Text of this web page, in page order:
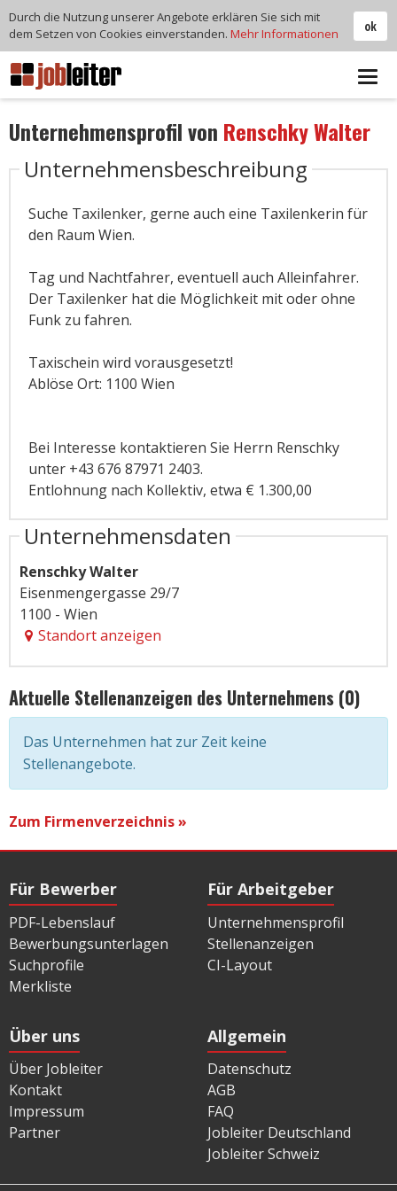
Unternehmensprofil von Renschky Walter
Unternehmensbeschreibung
Suche Taxilenker, gerne auch eine Taxilenkerin für
den Raum Wien.
Tag und Nachtfahrer, eventuell auch Alleinfahrer.
Der Taxilenker hat die Möglichkeit mit oder ohne
Funk zu fahren.
Taxischein wird vorausgesetzt!
Ablöse Ort: 1100 Wien
Bei Interesse kontaktieren Sie Herrn Renschky
unter +43 676 87971 2403.
Entlohnung nach Kollektiv, etwa € 1.300,00
Unternehmensdaten
Renschky Walter
Eisenmengergasse 29/7
1100 - Wien
Standort anzeigen
Aktuelle Stellenanzeigen des Unternehmens (0)
Das Unternehmen hat zur Zeit keine
Stellenangebote.
Zum Firmenverzeichnis »
Für Bewerber
PDF-Lebenslauf
Bewerbungsunterlagen
Suchprofile
Merkliste
Für Arbeitgeber
Unternehmensprofil
Stellenanzeigen
CI-Layout
Über uns
Über Jobleiter
Kontakt
Impressum
Partner
Allgemein
Datenschutz
AGB
FAQ
Jobleiter Deutschland
Jobleiter Schweiz
ok
Durch die Nutzung unserer Angebote erklären Sie sich mit
dem Setzen von Cookies einverstanden. Mehr Informationen